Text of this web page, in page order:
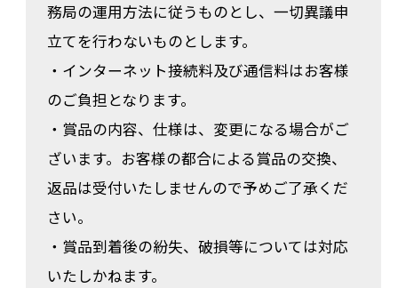
務局の運用方法に従うものとし、一切異議申
立てを行わないものとします。
・インターネット接続料及び通信料はお客様
のご負担となります。
・賞品の内容、仕様は、変更になる場合がご
ざいます。お客様の都合による賞品の交換、
返品は受付いたしませんので予めご了承くだ
さい。
・賞品到着後の紛失、破損等については対応
いたしかねます。